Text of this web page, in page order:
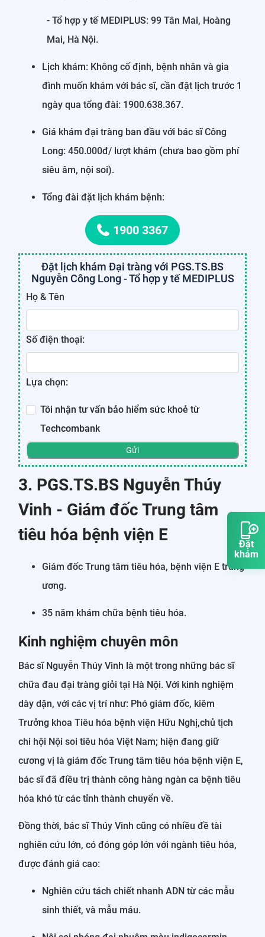
Đặt
khám
- Tổ hợp y tế MEDIPLUS: 99 Tân Mai, Hoàng
Mai, Hà Nội.
Lịch khám: Không cố định, bệnh nhân và gia
đình muốn khám với bác sĩ, cần đặt lịch trước 1
ngày qua tổng đài: 1900.638.367.
Giá khám đại tràng ban đầu với bác sĩ Công
Long: 450.000đ/ lượt khám (chưa bao gồm phí
siêu âm, nội soi).
Tổng đài đặt lịch khám bệnh:
1900 3367
Đặt lịch khám Đại tràng với PGS.TS.BS
Nguyễn Công Long - Tổ hợp y tế MEDIPLUS
Họ & Tên
Số điện thoại:
Lựa chọn:
Tôi nhận tư vấn bảo hiểm sức khoẻ từ
Techcombank
Gửi
3. PGS.TS.BS Nguyễn Thúy
Vinh - Giám đốc Trung tâm
tiêu hóa bệnh viện E
Giám đốc Trung tâm tiêu hóa, bệnh viện E trung
ương.
35 năm khám chữa bệnh tiêu hóa.
Kinh nghiệm chuyên môn
Bác sĩ Nguyễn Thúy Vinh là một trong những bác sĩ
chữa đau đại tràng giỏi tại Hà Nội. Với kinh nghiệm
dày dặn, với các vị trí như: Phó giám đốc, kiêm
Trưởng khoa Tiêu hóa bệnh viện Hữu Nghị,chủ tịch
chi hội Nội soi tiêu hóa Việt Nam; hiện đang giữ
cương vị là giám đốc Trung tâm tiêu hóa bệnh viện E,
bác sĩ đã điều trị thành công hàng ngàn ca bệnh tiêu
hóa khó từ các tỉnh thành chuyển về.
Đồng thời, bác sĩ Thúy Vinh cũng có nhiều đề tài
nghiên cứu lớn, có đóng góp lớn với ngành tiêu hóa,
được đánh giá cao:
Nghiên cứu tách chiết nhanh ADN từ các mẫu
sinh thiết, và mẫu máu.